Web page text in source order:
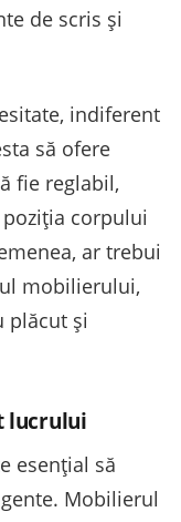
de scris și
indiferent
să ofere
fie reglabil,
corpului
ar trebui
mobilierului,
plăcut și
lucrului
esențial să
Mobilierul